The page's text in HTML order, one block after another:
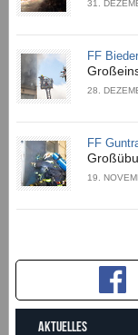
31.
FF
28.
FF
19.
AKTUELLES